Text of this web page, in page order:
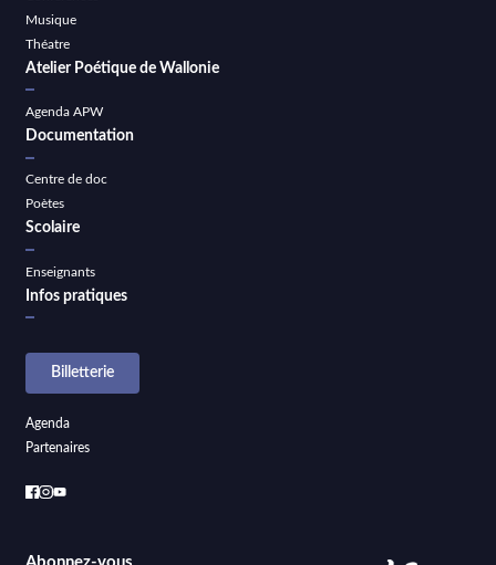
Musique
Théatre
Atelier Poétique de Wallonie
Agenda APW
Documentation
Centre de doc
Poètes
Scolaire
Enseignants
Infos pratiques
Billetterie
Agenda
Partenaires